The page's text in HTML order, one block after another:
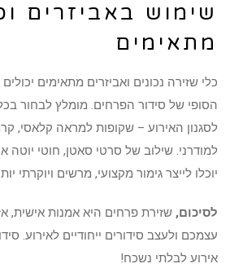
שימוש באביזרים
מתאימים
כלי שזירה נכונים ואביזרים מתאימים
הסופי של סידור הפרחים. מומלץ לבחור
לסגנון האירוע – שקופות למראה קלאסי,
למודרני. שילוב של סרטי סאטן, חוטי יוטה
יוכלו לייצר גימור מקצועי, מרשים ויוקרתי
לסיכום, שזירת פרחים היא אמנות
עצמכם ולעצב סידורים ייחודיים לאירוע.
אירוע לבלתי נשכח!